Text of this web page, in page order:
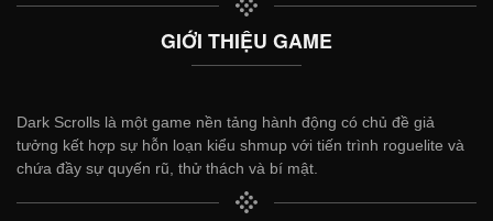
GIỚI THIỆU GAME
Dark Scrolls là một game nền tảng hành động có chủ đề giả
tưởng kết hợp sự hỗn loạn kiểu shmup với tiến trình roguelite và
chứa đầy sự quyến rũ, thử thách và bí mật.